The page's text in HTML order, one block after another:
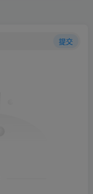
提交